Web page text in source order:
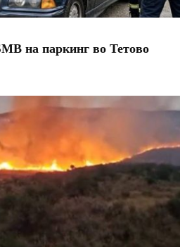
на паркинг во Тетово